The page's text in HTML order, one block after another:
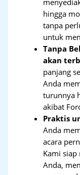
hingga
tanpa
untuk
Tanpa
akan
panjang
Anda
turunnya
akibat
Praktis
Anda
acara
Kami
Anda,